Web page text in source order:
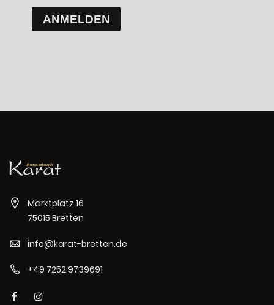
ANMELDEN
Marktplatz 16
75015 Bretten
info@karat-bretten.de
+49 7252 9739691